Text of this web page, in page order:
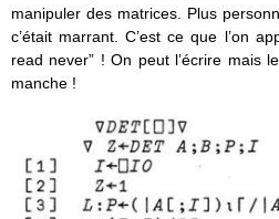
manipuler des matrices. Plus
c’était marrant. C’est ce que l’on
read never” ! On peut l’écrire mais
manche !